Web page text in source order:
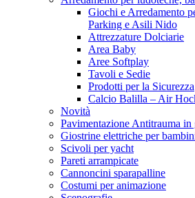
Giochi e Arredamento
Parking e Asili Nido
Attrezzature Dolciarie
Area Baby
Aree Softplay
Tavoli e Sedie
Prodotti per la Sicurezza
Calcio Balilla – Air
Novità
Pavimentazione Antitrauma in
Giostrine elettriche per
Scivoli per yacht
Pareti arrampicate
Cannoncini sparapalline
Costumi per animazione